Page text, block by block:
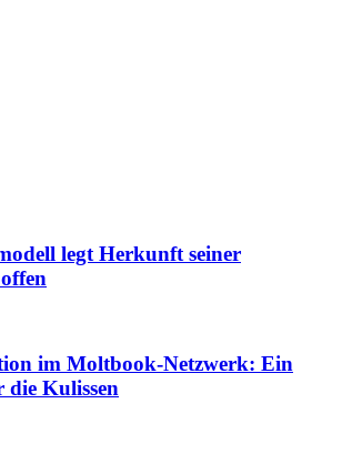
legt Herkunft seiner
im Moltbook-Netzwerk: Ein
Kulissen